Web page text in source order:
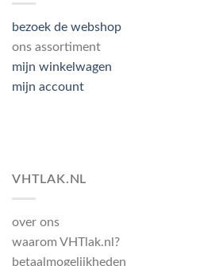
bezoek de webshop
ons assortiment
mijn winkelwagen
mijn account
VHTLAK.NL
over ons
waarom VHTlak.nl?
betaalmogelijkheden